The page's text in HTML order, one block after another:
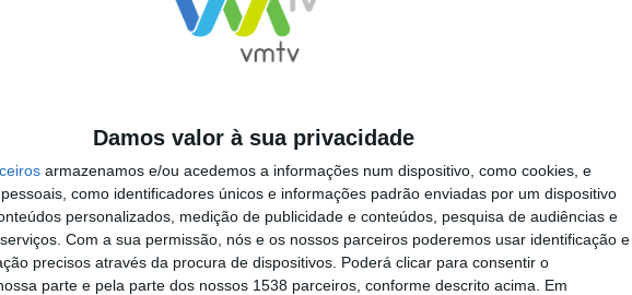
Damos valor à sua privacidade
armazenamos e/ou acedemos a informações num dispositivo, como cookies, e
como identificadores únicos e informações padrão enviadas por um dispositivo
personalizados, medição de publicidade e conteúdos, pesquisa de audiências e
Com a sua permissão, nós e os nossos parceiros poderemos usar identificação e
precisos através da procura de dispositivos. Poderá clicar para consentir o
parte e pela parte dos nossos 1538 parceiros, conforme descrito acima. Em
de Vieira do
se à
Nacional “Estendal
Campanha de Prevenção dos
Maus-tratos na Infância
arrancou, hoje em Vieira do
Minho